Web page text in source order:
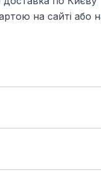
на сайті або
Волосся
⠀ Активні
сяйво,